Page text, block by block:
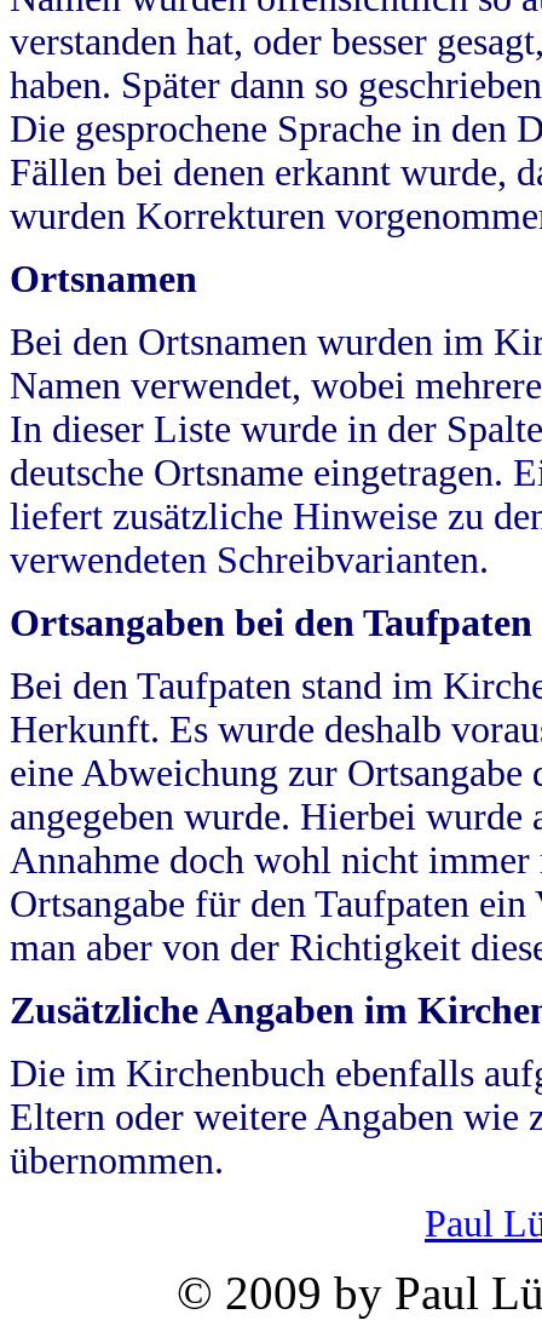
verstanden hat, oder besser
haben. Später dann so
Die gesprochene Sprache in
Fällen bei denen erkannt wurde,
wurden Korrekturen
Ortsnamen
Bei den Ortsnamen wurden im
Namen verwendet, wobei
In dieser Liste wurde in der
deutsche Ortsname eingetragen.
liefert zusätzliche Hinweise zu
verwendeten Schreibvarianten.
Ortsangaben bei den Taufpaten
Bei den Taufpaten stand im
Herkunft. Es wurde deshalb
eine Abweichung zur
angegeben wurde. Hierbei wurde
Annahme doch wohl nicht
Ortsangabe für den Taufpaten
man aber von der Richtigkeit
Zusätzliche Angaben im
Die im Kirchenbuch ebenfalls
Eltern oder weitere Angaben wie
übernommen.
Paul
© 2009 by Paul